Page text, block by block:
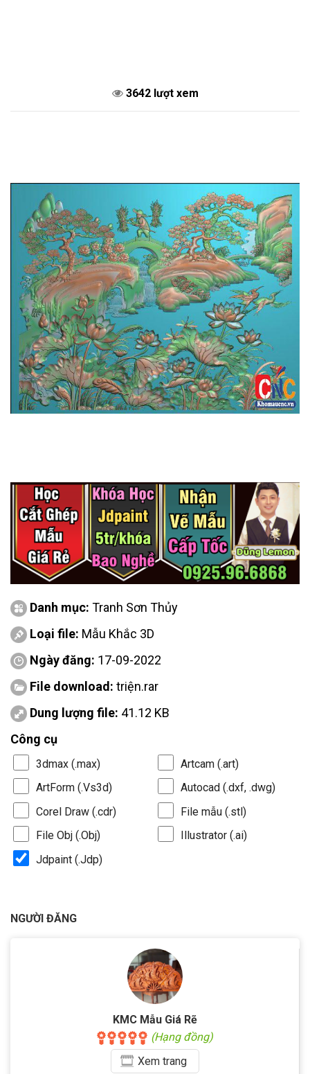
3642 lượt xem
Danh mục: Tranh Sơn Thủy
Loại file: Mẫu Khắc 3D
Ngày đăng: 17-09-2022
File download: triện.rar
Dung lượng file: 41.12 KB
Công cụ
3dmax (.max)
Artcam (.art)
ArtForm (.Vs3d)
Autocad (.dxf, .dwg)
Corel Draw (.cdr)
File mẫu (.stl)
File Obj (.Obj)
Illustrator (.ai)
Jdpaint (.Jdp)
NGƯỜI ĐĂNG
KMC Mẫu Giá Rẽ
(Hạng đồng)
Xemtrang